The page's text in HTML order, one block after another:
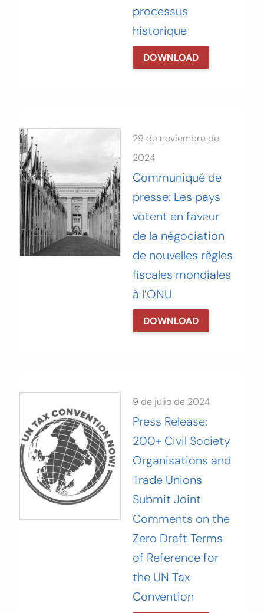
processus
historique‬
DOWNLOAD
29 de noviembre de
2024
Communiqué de
presse: Les pays
votent en faveur
de la négociation
de nouvelles règles
fiscales mondiales
à l’ONU
DOWNLOAD
9 de julio de 2024
Press Release:
200+ Civil Society
Organisations and
Trade Unions
Submit Joint
Comments on the
Zero Draft Terms
of Reference for
the UN Tax
Convention